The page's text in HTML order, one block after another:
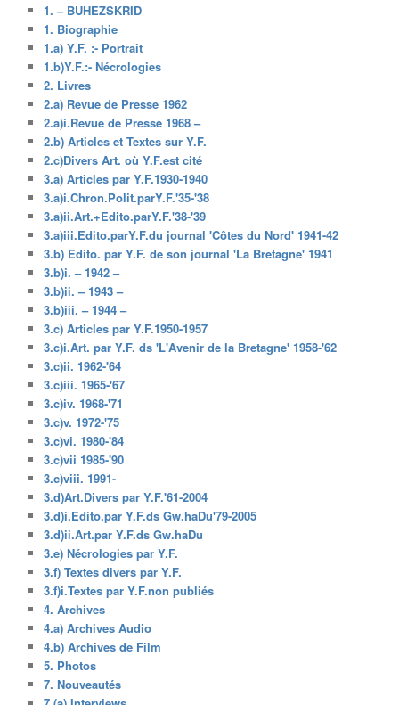
1. – BUHEZSKRID
1. Biographie
1.a) Y.F. :- Portrait
1.b)Y.F.:- Nécrologies
2. Livres
2.a) Revue de Presse 1962
2.a)i.Revue de Presse 1968 –
2.b) Articles et Textes sur Y.F.
2.c)Divers Art. où Y.F.est cité
3.a) Articles par Y.F.1930-1940
3.a)i.Chron.Polit.parY.F.'35-'38
3.a)ii.Art.+Edito.parY.F.'38-'39
3.a)iii.Edito.parY.F.du journal 'Côtes du Nord' 1941-42
3.b) Edito. par Y.F. de son journal 'La Bretagne' 1941
3.b)i. – 1942 –
3.b)ii. – 1943 –
3.b)iii. – 1944 –
3.c) Articles par Y.F.1950-1957
3.c)i.Art. par Y.F. ds 'L'Avenir de la Bretagne' 1958-'62
3.c)ii. 1962-'64
3.c)iii. 1965-'67
3.c)iv. 1968-'71
3.c)v. 1972-'75
3.c)vi. 1980-'84
3.c)vii 1985-'90
3.c)viii. 1991-
3.d)Art.Divers par Y.F.'61-2004
3.d)i.Edito.par Y.F.ds Gw.haDu'79-2005
3.d)ii.Art.par Y.F.ds Gw.haDu
3.e) Nécrologies par Y.F.
3.f) Textes divers par Y.F.
3.f)i.Textes par Y.F.non publiés
4. Archives
4.a) Archives Audio
4.b) Archives de Film
5. Photos
7. Nouveautés